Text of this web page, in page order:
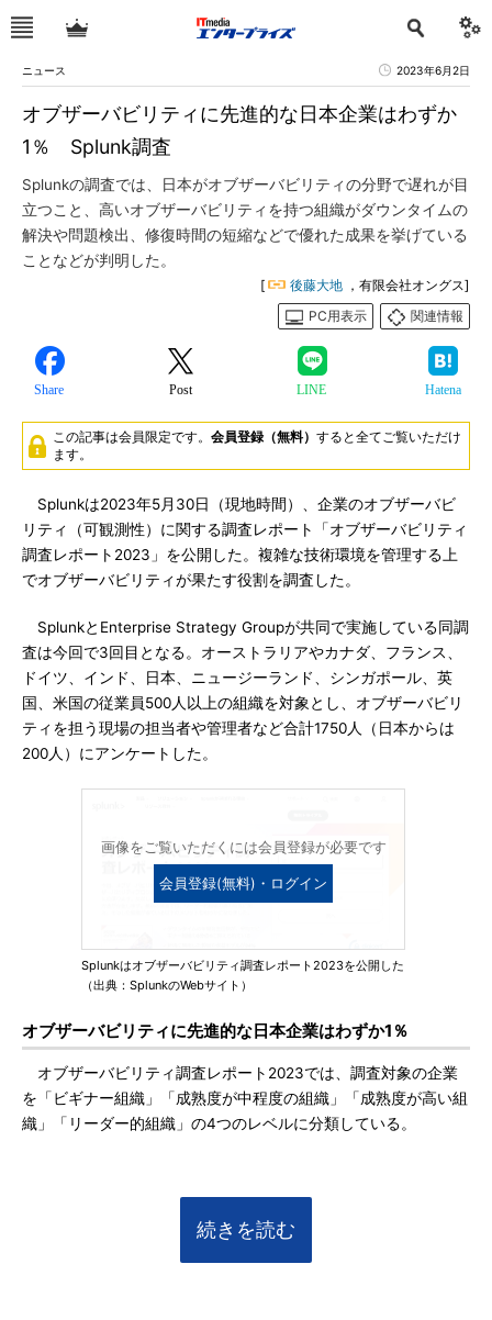
ニュース 2023年6月2日
オブザーバビリティに先進的な日本企業はわずか
1％ Splunk調査
Splunkの調査では、日本がオブザーバビリティの分野で遅れが目
立つこと、高いオブザーバビリティを持つ組織がダウンタイムの
解決や問題検出、修復時間の短縮などで優れた成果を挙げている
ことなどが判明した。
[ 後藤大地 ，有限会社オングス]
PC用表示
関連情報
Share Post LINE Hatena
この記事は会員限定です。 会員登録（無料） すると全てご覧いただけ
ます。
Splunkは2023年5月30日（現地時間）、企業のオブザーバビ
リティ（可観測性）に関する調査レポート「オブザーバビリティ
調査レポート2023」を公開した。複雑な技術環境を管理する上
でオブザーバビリティが果たす役割を調査した。
SplunkとEnterprise Strategy Groupが共同で実施している同調
査は今回で3回目となる。オーストラリアやカナダ、フランス、
ドイツ、インド、日本、ニュージーランド、シンガポール、英
国、米国の従業員500人以上の組織を対象とし、オブザーバビリ
ティを担う現場の担当者や管理者など合計1750人（日本からは
200人）にアンケートした。
画像をご覧いただくには会員登録が必要です
会員登録(無料)・ログイン
Splunkはオブザーバビリティ調査レポート2023を公開した
（出典：SplunkのWebサイト）
オブザーバビリティに先進的な日本企業はわずか1％
オブザーバビリティ調査レポート2023では、調査対象の企業
を「ビギナー組織」「成熟度が中程度の組織」「成熟度が高い組
織」「リーダー的組織」の4つのレベルに分類している。
続きを読む